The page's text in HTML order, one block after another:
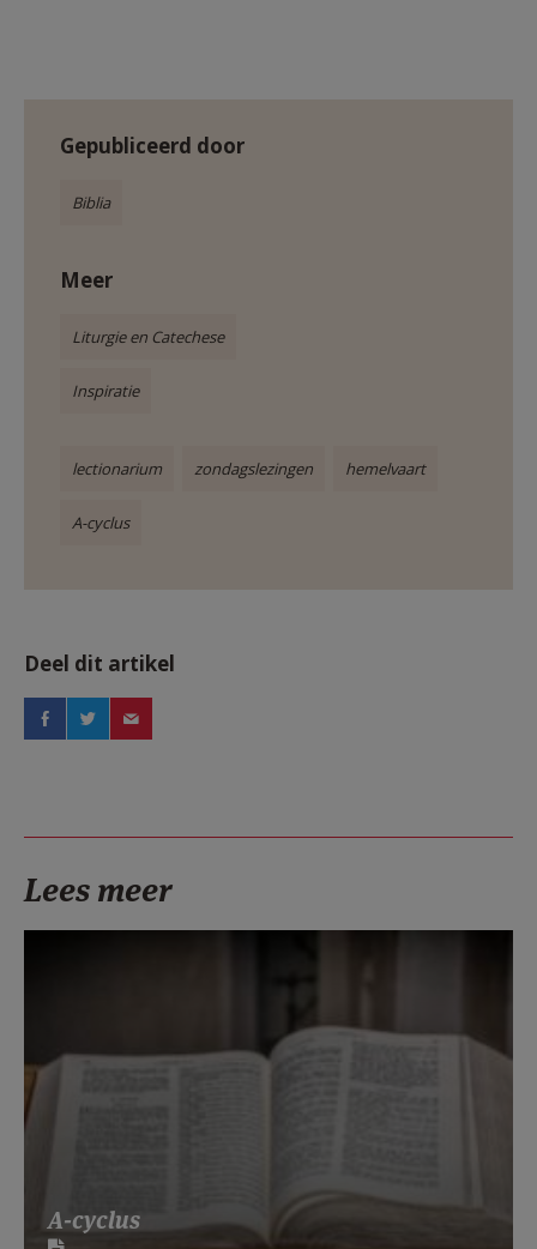
Gepubliceerd door
Biblia
Meer
Liturgie en Catechese
Inspiratie
lectionarium zondagslezingen hemelvaart
A-cyclus
Deel dit artikel
Lees meer
A-cyclus